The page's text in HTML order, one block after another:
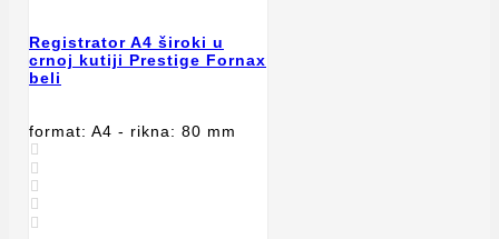
Registrator A4 široki u
crnoj kutiji Prestige Fornax
beli
format: A4 - rikna: 80 mm




